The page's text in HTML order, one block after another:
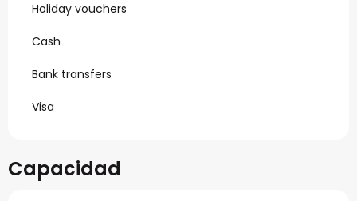
Holiday vouchers
Cash
Bank transfers
Visa
Capacidad